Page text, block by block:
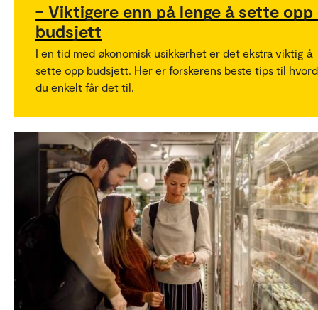
– Viktigere enn på lenge å sette opp
budsjett
I en tid med økonomisk usikkerhet er det ekstra viktig å
sette opp budsjett. Her er forskerens beste tips til
du enkelt får det til.